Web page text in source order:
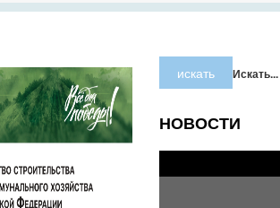
искать Искать...
НОВОСТИ